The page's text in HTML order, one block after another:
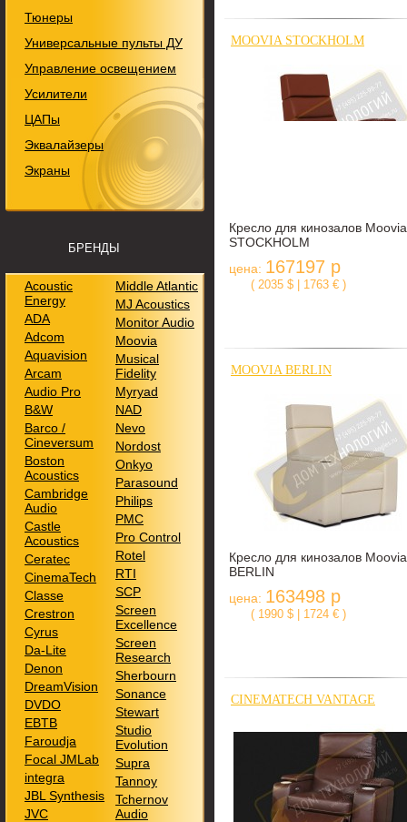
MOOVIA STOCKHOLM
Кресло для кинозалов Moovia
STOCKHOLM
цена: 167197 р
( 2035 $ | 1763 € )
MOOVIA BERLIN
Кресло для кинозалов Moovia
BERLIN
цена: 163498 р
( 1990 $ | 1724 € )
CINEMATECH VANTAGE
Тюнеры
Универсальные пульты ДУ
Управление освещением
Усилители
ЦАПы
Эквалайзеры
Экраны
БРЕНДЫ
Acoustic
Energy
ADA
Adcom
Aquavision
Arcam
Audio Pro
B&W
Barco /
Cineversum
Boston
Acoustics
Cambridge
Audio
Castle
Acoustics
Ceratec
CinemaTech
Classe
Crestron
Cyrus
Da-Lite
Denon
DreamVision
DVDO
EBTB
Faroudja
Focal JMLab
integra
JBL Synthesis
JVC
Middle Atlantic
MJ Acoustics
Monitor Audio
Moovia
Musical
Fidelity
Myryad
NAD
Nevo
Nordost
Onkyo
Parasound
Philips
PMC
Pro Control
Rotel
RTI
SCP
Screen
Excellence
Screen
Research
Sherbourn
Sonance
Stewart
Studio
Evolution
Supra
Tannoy
Tchernov
Audio